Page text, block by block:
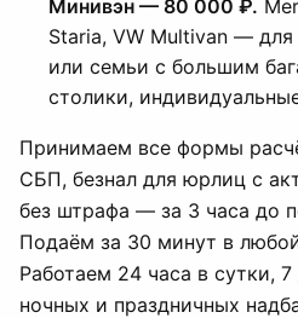
Минивэн — 80 000 ₽.
Staria, VW Multivan — для
или семьи с большим
столики,
Принимаем все формы
СБП, безнал для юрлиц с
без штрафа — за 3 часа до
Подаём за 30 минут в
Работаем 24 часа в сутки,
ночных и праздничных